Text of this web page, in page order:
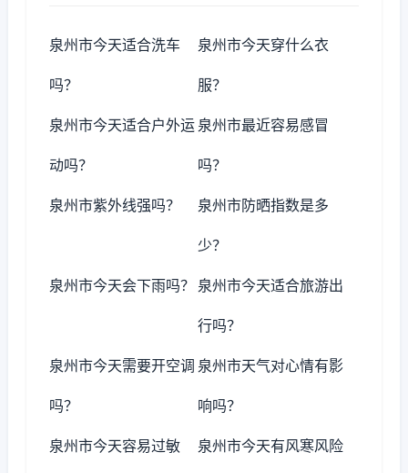
泉州市今天适合洗车
吗？
泉州市今天穿什么衣
服？
泉州市今天适合户外运
动吗？
泉州市最近容易感冒
吗？
泉州市紫外线强吗？ 泉州市防晒指数是多
少？
泉州市今天会下雨吗？ 泉州市今天适合旅游出
行吗？
泉州市今天需要开空调
吗？
泉州市天气对心情有影
响吗？
泉州市今天容易过敏 泉州市今天有风寒风险